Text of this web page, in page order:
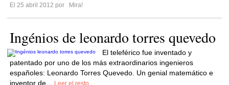
El 25 abril 2012 por
Mira!
Ingénios de leonardo torres quevedo
El teleférico fue inventado y
patentado por uno de los más extraordinarios ingenieros
españoles: Leonardo Torres Quevedo. Un genial matemático e
inventor de...
Leer el resto